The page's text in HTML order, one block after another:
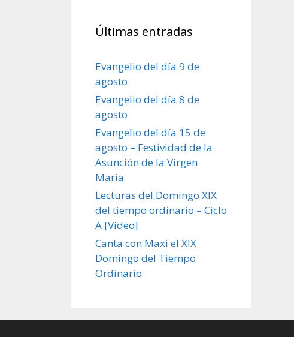
Últimas entradas
Evangelio del día 9 de
agosto
Evangelio del día 8 de
agosto
Evangelio del día 15 de
agosto – Festividad de la
Asunción de la Virgen
María
Lecturas del Domingo XIX
del tiempo ordinario – Ciclo
A [Vídeo]
Canta con Maxi el XIX
Domingo del Tiempo
Ordinario